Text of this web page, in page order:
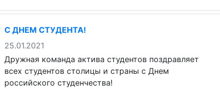
С ДНЕМ СТУДЕНТА!
25.01.2021
Дружная команда актива студентов поздравляет
всех студентов столицы и страны с Днем
российского студенчества!